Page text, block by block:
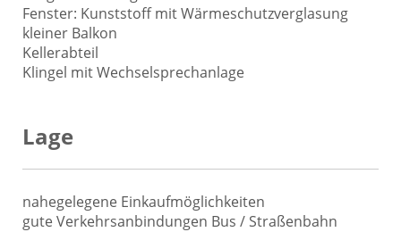
Fenster: Kunststoff mit Wärmeschutzverglasung
kleiner Balkon
Kellerabteil
Klingel mit Wechselsprechanlage
Lage
nahegelegene Einkaufmöglichkeiten
gute Verkehrsanbindungen Bus / Straßenbahn